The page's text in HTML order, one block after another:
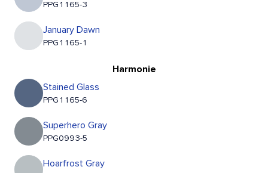
PPG1165-3
January Dawn
PPG1165-1
Harmonie
Stained Glass
PPG1165-6
Superhero Gray
PPG0993-5
Hoarfrost Gray